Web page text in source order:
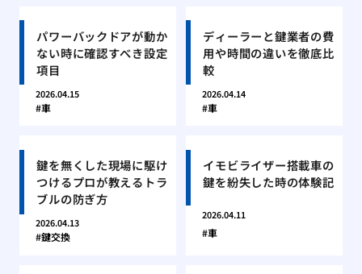
パワーバックドアが動か
ない時に確認すべき設定
項目
2026.04.15
車
ディーラーと鍵業者の費
用や時間の違いを徹底比
較
2026.04.14
車
鍵を無くした現場に駆け
つけるプロが教えるトラ
ブルの防ぎ方
2026.04.13
鍵交換
イモビライザー搭載車の
鍵を紛失した時の体験記
2026.04.11
車